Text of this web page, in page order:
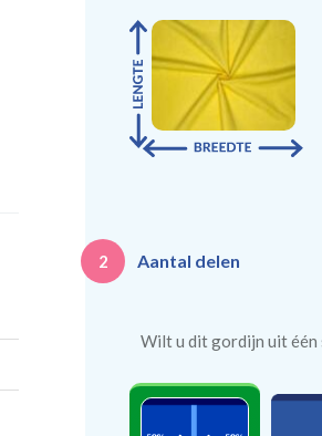
2 Aantal delen
Wilt u dit gordijn uit één